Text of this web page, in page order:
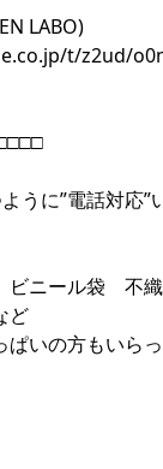
LABO)
t/z2ud/
うに”電話対応”
ニール袋 不
ど
ぱいの方もいら